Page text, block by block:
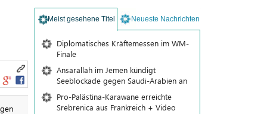
Meist gesehene Titel Neueste Nachrichten
Diplomatisches Kräftemessen im WM-
Finale
Ansarallah im Jemen kündigt
Seeblockade gegen Saudi-Arabien an
Pro-Palästina-Karawane erreichte
Srebrenica aus Frankreich + Video